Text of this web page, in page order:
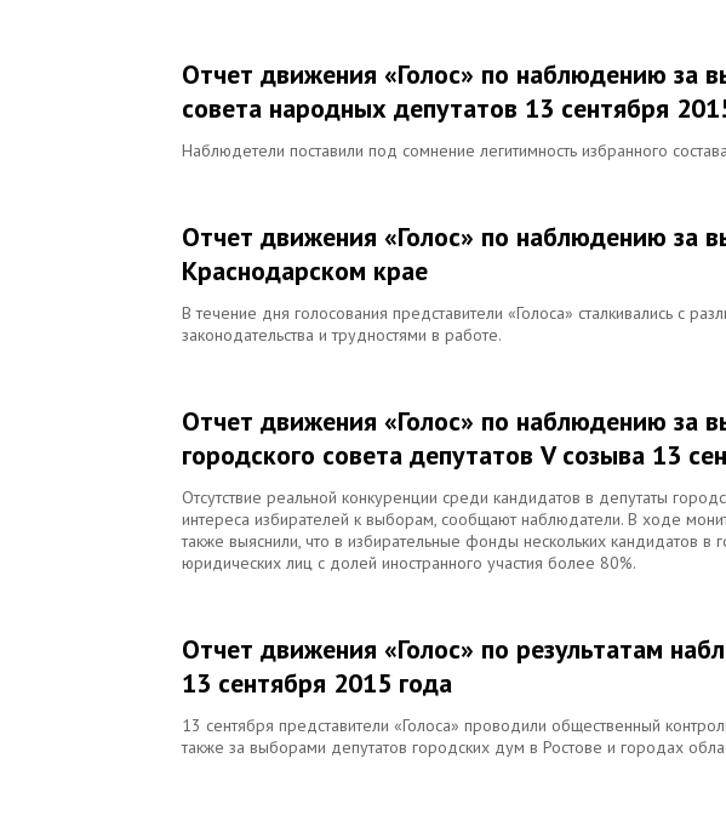
Отчет движения «Голос» по наблюдению за
совета народных депутатов 13 сентября
Наблюдетели поставили под сомнение легитимность избранного
Отчет движения «Голос» по наблюдению за
Краснодарском крае
В течение дня голосования представители «Голоса» сталкивались с
законодательства и трудностями в работе.
Отчет движения «Голос» по наблюдению за
городского совета депутатов V созыва 13
Отсутствие реальной конкуренции среди кандидатов в депутаты
интереса избирателей к выборам, сообщают наблюдатели. В ходе
также выяснили, что в избирательные фонды нескольких кандидатов в
юридических лиц с долей иностранного участия более 80%.
Отчет движения «Голос» по результатам
13 сентября 2015 года
13 сентября представители «Голоса» проводили общественный
также за выборами депутатов городских дум в Ростове и городах